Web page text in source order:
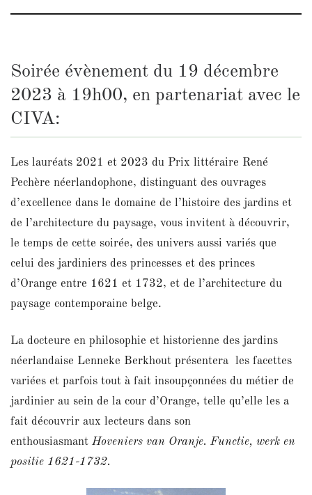
Soirée évènement du 19 décembre
2023 à 19h00, en partenariat avec le
CIVA:
Les lauréats 2021 et 2023 du Prix littéraire René
Pechère néerlandophone, distinguant des ouvrages
d’excellence dans le domaine de l’histoire des jardins et
de l’architecture du paysage, vous invitent à découvrir,
le temps de cette soirée, des univers aussi variés que
celui des jardiniers des princesses et des princes
d’Orange entre 1621 et 1732, et de l’architecture du
paysage contemporaine belge.
La docteure en philosophie et historienne des jardins
néerlandaise Lenneke Berkhout présentera les facettes
variées et parfois tout à fait insoupçonnées du métier de
jardinier au sein de la cour d’Orange, telle qu’elle les a
fait découvrir aux lecteurs dans son
enthousiasmant Hoveniers van Oranje. Functie, werk en
positie 1621-1732.